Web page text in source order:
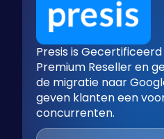
Presis is
Premium Reseller en
de migratie naar
geven klanten een
concurrenten.